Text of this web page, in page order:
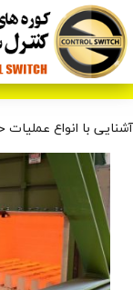
با انواع عملیات